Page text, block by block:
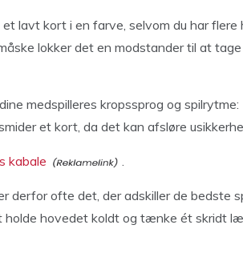
lavt kort i en farve, selvom du har
lokker det en modstander til at
medspilleres kropssprog og
et kort, da det kan afsløre
kabale .
derfor ofte det, der adskiller de bedste
holde hovedet koldt og tænke ét skridt